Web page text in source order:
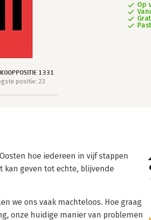
1331
positie: 23
Op
hoe iedereen in vijf stappen
kan geven tot echte, blijvende
we ons vaak machteloos. Hoe graag
onze huidige manier van problemen